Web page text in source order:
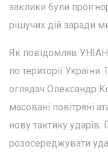
заклики були
рішучих дій заради
Як повідомляв
по території
оглядач Олександр
масовані повітряні
нову тактику ударів.
розосереджувати